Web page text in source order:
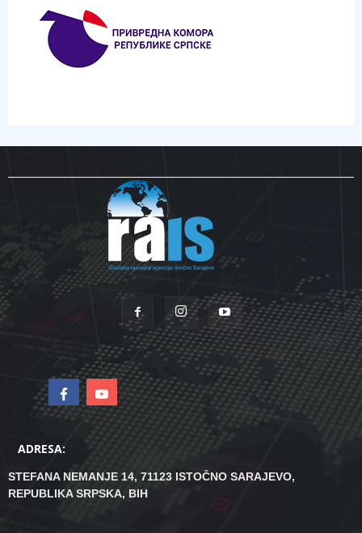
ADRESA:
STEFANA NEMANJE 14, 71123 ISTOČNO SARAJEVO,
REPUBLIKA SRPSKA, BIH